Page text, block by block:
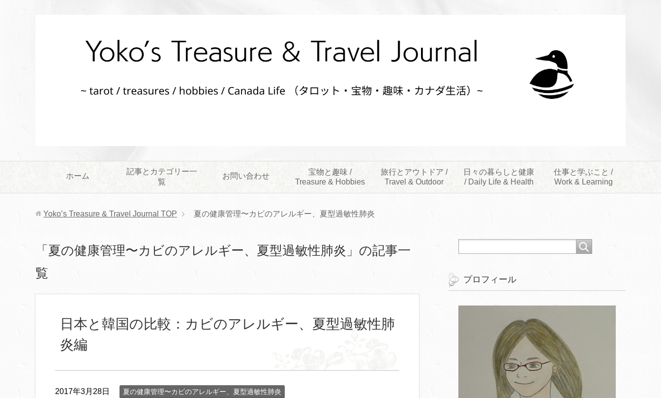
ホーム
記事とカテゴリー一
覧
お問い合わせ
宝物と趣味 /
Treasure & Hobbies
旅行とアウトドア /
Travel & Outdoor
日々の暮らしと健康
/ Daily Life & Health
仕事と学ぶこと /
Work & Learning
Yoko’s Treasure & Travel Journal TOP 夏の健康管理〜カビのアレルギー、夏型過敏性肺炎
「夏の健康管理〜カビのアレルギー、夏型過敏性肺炎」の記事一
覧
日本と韓国の比較：カビのアレルギー、夏型過敏性肺
炎編
2017年3月28日 夏の健康管理〜カビのアレルギー、夏型過敏性肺炎
プロフィール